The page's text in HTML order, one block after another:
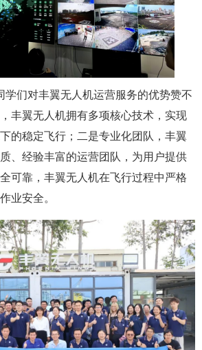
学们对丰翼无人机运营服务的优势赞不
丰翼无人机拥有多项核心技术，实现
的稳定飞行；二是专业化团队，丰翼
、经验丰富的运营团队，为用户提供
可靠，丰翼无人机在飞行过程中严格
业安全。